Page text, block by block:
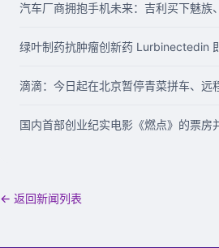
汽车厂商拥抱手机未来：吉利买下魅族
绿叶制药抗肿瘤创新药 Lurbinectedin
滴滴：今日起在北京暂停青菜拼车、远
国内首部创业纪实电影《燃点》的票房
← 返回新闻列表